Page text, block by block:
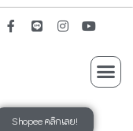
Shopee คลิกเลย!